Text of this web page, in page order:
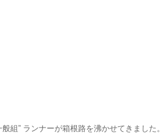
組” ランナーが箱根路を沸かせてきました。